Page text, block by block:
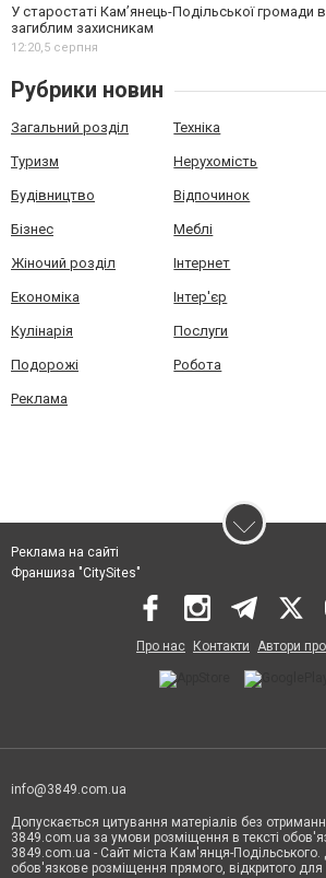
У старостаті Кам’янець-Подільської громади
загиблим захисникам
12:20,5 серпня
Рубрики новин
Загальний розділ Техніка
Туризм Нерухомість
Будівництво Відпочинок
Бізнес Меблі
Жіночий розділ Інтернет
Економіка Інтер'єр
Кулінарія Послуги
Подорожі Робота
Реклама
Реклама на сайті
Франшиза "CitySites"
Про нас Контакти Автори
info@3849.com.ua
Допускається цитування матеріалів без
3849.com.ua за умови розміщення в тексті
3849.com.ua - Сайт міста Кам'янця-Подільського.
обов'язкове розміщення прямого, відкритого